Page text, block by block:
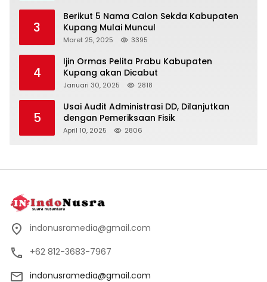
3
Berikut 5 Nama Calon Sekda Kabupaten
Kupang Mulai Muncul
Maret 25, 2025 3395
4
Ijin Ormas Pelita Prabu Kabupaten
Kupang akan Dicabut
Januari 30, 2025 2818
5
Usai Audit Administrasi DD, Dilanjutkan
dengan Pemeriksaan Fisik
April 10, 2025 2806
indonusramedia@gmail.com
+62 812-3683-7967
indonusramedia@gmail.com